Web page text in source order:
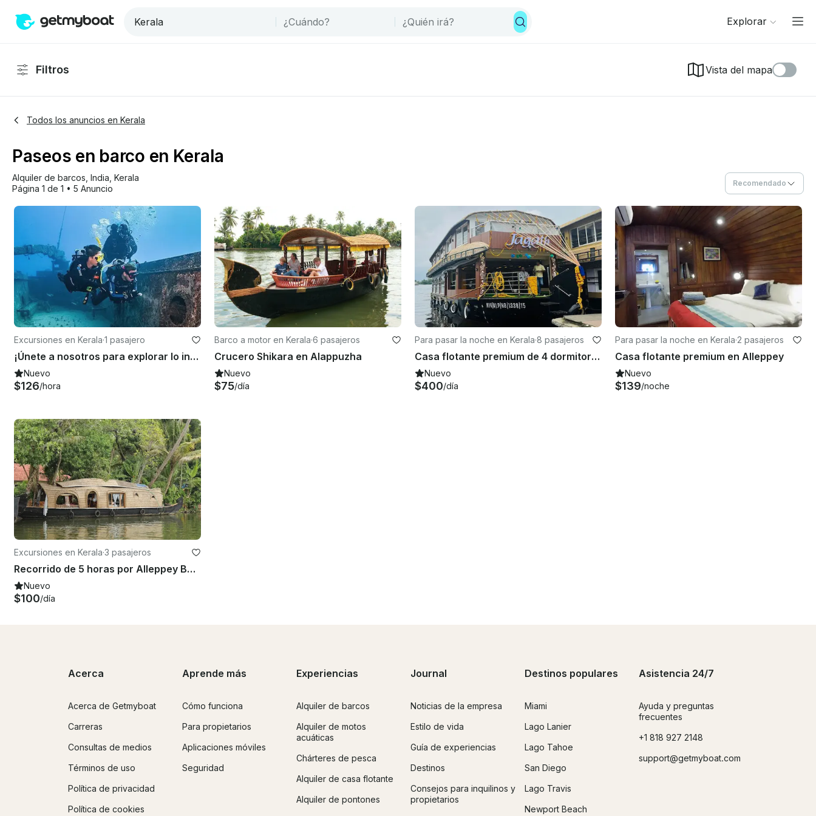
Explorar
Filtros Vista del mapa
Todos los anuncios en Kerala
Paseos en barco en Kerala
Alquiler de barcos India Kerala
Página 1 de 1 • 5 Anuncio
Recomendado
Excursiones en Kerala·1 pasajero
¡Únete a nosotros para explorar lo inexplorado del mar!
Nuevo
$126/hora
Barco a motor en Kerala·6 pasajeros
Crucero Shikara en Alappuzha
Nuevo
$75/día
Para pasar la noche en Kerala·8 pasajeros
Casa flotante premium de 4 dormitorios en Kerala
Nuevo
$400/día
Para pasar la noche en Kerala·2 pasajeros
Casa flotante premium en Alleppey
Nuevo
$139/noche
Excursiones en Kerala·3 pasajeros
Recorrido de 5 horas por Alleppey Backwater a bordo de una lujosa casa flotante para 10 personas
Nuevo
$100/día
Acerca
Acerca de Getmyboat
Carreras
Consultas de medios
Términos de uso
Política de privacidad
Política de cookies
Aprende más
Cómo funciona
Para propietarios
Aplicaciones móviles
Seguridad
Experiencias
Alquiler de barcos
Alquiler de motos
acuáticas
Chárteres de pesca
Alquiler de casa flotante
Alquiler de pontones
Journal
Noticias de la empresa
Estilo de vida
Guía de experiencias
Destinos
Consejos para inquilinos y
propietarios
Destinos populares
Miami
Lago Lanier
Lago Tahoe
San Diego
Lago Travis
Newport Beach
Asistencia 24/7
Ayuda y preguntas
frecuentes
+1 818 927 2148
support@getmyboat.com